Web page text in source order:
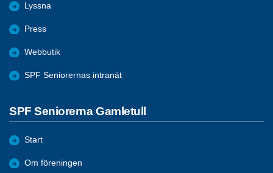
Lyssna
Press
Webbutik
SPF Seniorernas intranät
SPF Seniorerna Gamletull
Start
Om föreningen